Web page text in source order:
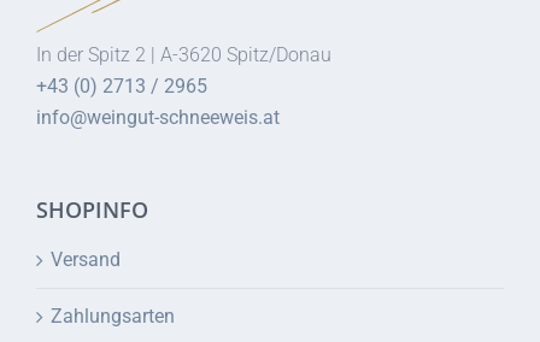
In der Spitz 2 | A-3620 Spitz/Donau
+43 (0) 2713 / 2965
info@weingut-schneeweis.at
SHOPINFO
Versand
Zahlungsarten